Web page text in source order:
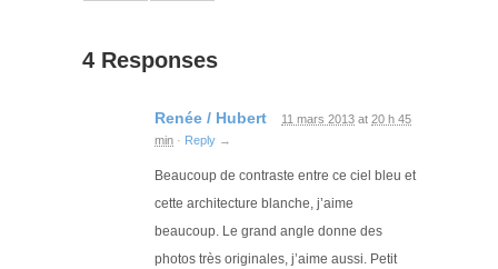
4 Responses
Renée / Hubert 11 mars 2013 at 20 h 45
min · Reply →
Beaucoup de contraste entre ce ciel bleu et
cette architecture blanche, j’aime
beaucoup. Le grand angle donne des
photos très originales, j’aime aussi. Petit